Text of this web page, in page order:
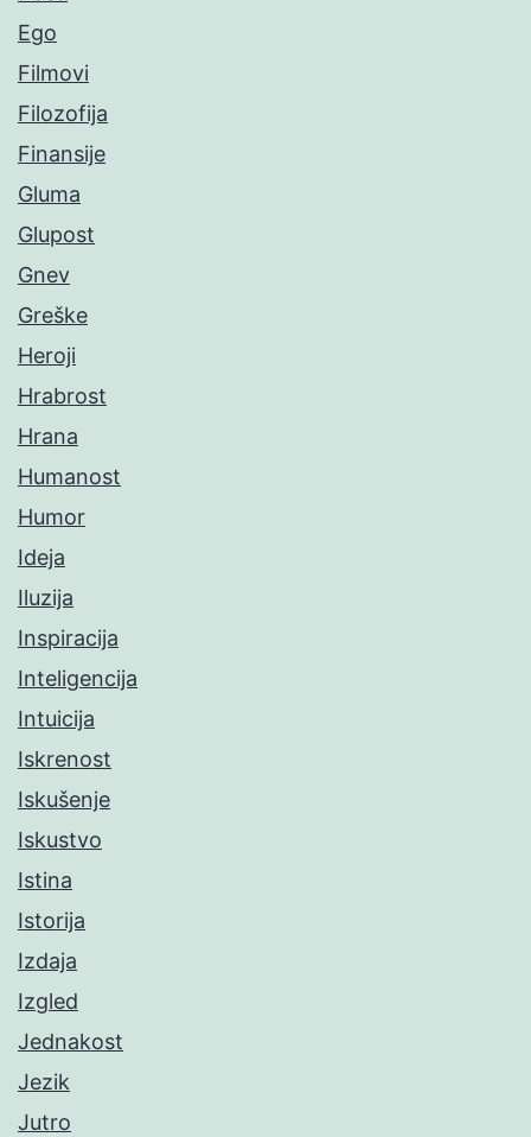
Ego
Filmovi
Filozofija
Finansije
Gluma
Glupost
Gnev
Greške
Heroji
Hrabrost
Hrana
Humanost
Humor
Ideja
Iluzija
Inspiracija
Inteligencija
Intuicija
Iskrenost
Iskušenje
Iskustvo
Istina
Istorija
Izdaja
Izgled
Jednakost
Jezik
Jutro